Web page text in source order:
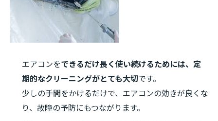
エアコンをできるだけ長く使い続けるためには、定
期的なクリーニングがとても大切です。
少しの手間をかけるだけで、エアコンの効きが良くな
り、故障の予防にもつながります。